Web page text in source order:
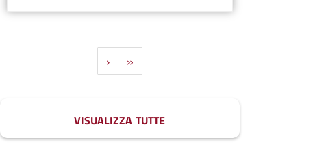
Pagina
successiva
›
Ultima
pagina
»
visualizza tutte